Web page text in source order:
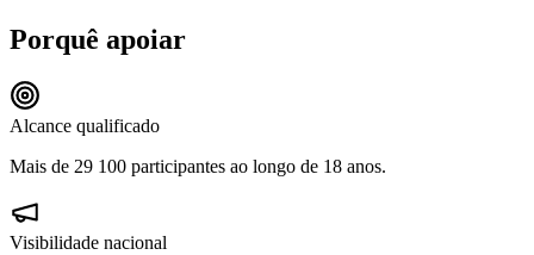
Porquê apoiar
Alcance qualificado
Mais de 29 100 participantes ao longo de 18 anos.
Visibilidade nacional